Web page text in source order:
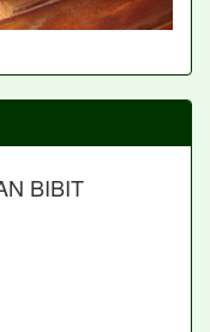
BIBIT